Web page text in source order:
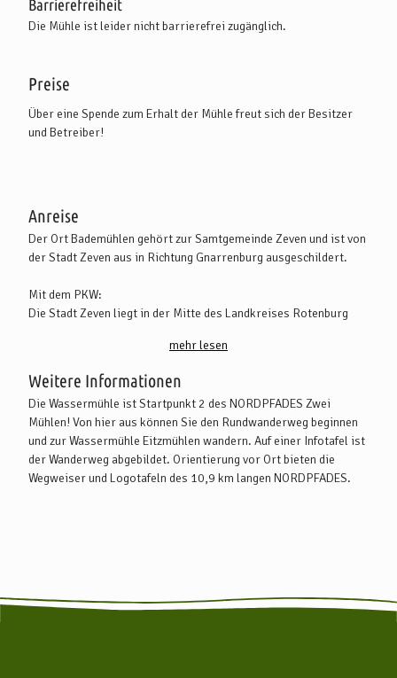
Barrierefreiheit
Die Mühle ist leider nicht barrierefrei zugänglich.
Preise
Über eine Spende zum Erhalt der Mühle freut sich der Besitzer
und Betreiber!
Anreise
Der Ort Bademühlen gehört zur Samtgemeinde Zeven und ist von
der Stadt Zeven aus in Richtung Gnarrenburg ausgeschildert.
Mit dem PKW:
Die Stadt Zeven liegt in der Mitte des Landkreises Rotenburg
Aus Bremen und Hamburg kommend, erreichen Sie die Stadt
Bremervörde und die Kreisstadt Rotenburg (Wümme) mit Zeven.
Mit öffentlichen Verkehrsmitteln:
Es gibt zahlreich Busverbindungen aus Bremen, Tostedt,
Bremervörde und Rotenburg (Wümme), die nach Zeven führen.
Weitere Infos finden Sie unter www.vbn.de
mehr lesen
Weitere Informationen
Die Wassermühle ist Startpunkt 2 des NORDPFADES Zwei
Mühlen! Von hier aus können Sie den Rundwanderweg beginnen
und zur Wassermühle Eitzmühlen wandern. Auf einer Infotafel ist
der Wanderweg abgebildet. Orientierung vor Ort bieten die
Wegweiser und Logotafeln des 10,9 km langen NORDPFADES.